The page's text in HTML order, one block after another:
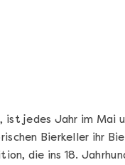
ist jedes Jahr im Mai
Bierkeller ihr
die ins 18.